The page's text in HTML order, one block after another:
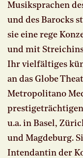
Musiksprachen
und des Barocks
sie eine rege
und mit
Ihr vielfältiges
an das Globe
Metropolitano
u.a. in Basel,
und Magdeburg.
Intendantin der